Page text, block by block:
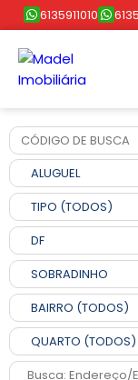
6135911010